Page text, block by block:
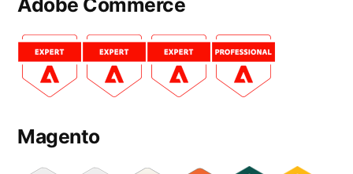
Adobe Commerce
Magento